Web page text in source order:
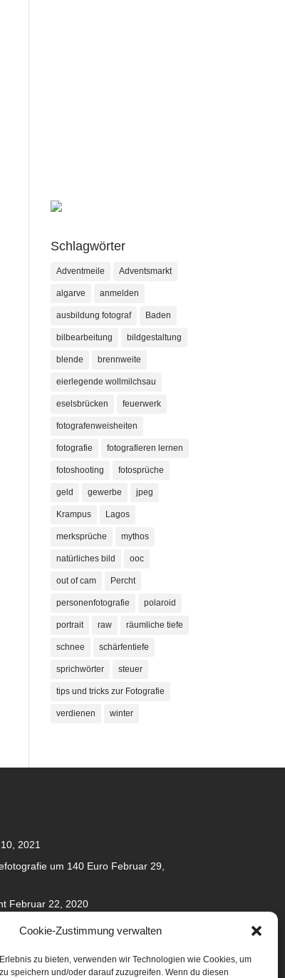
Cookie-Zustimmung verwalten
zu bieten, verwenden wir Technologien wie Cookies, um
speichern und/oder darauf zuzugreifen. Wenn du diesen
Schlagwörter
Adventmeile Adventsmarkt
algarve anmelden
ausbildung fotograf Baden
bilbearbeitung bildgestaltung
blende brennweite
eierlegende wollmilchsau
eselsbrücken feuerwerk
fotografenweisheiten
fotografie fotografieren lernen
fotoshooting fotosprüche
geld gewerbe jpeg
Krampus Lagos
merksprüche mythos
natürliches bild ooc
out of cam Percht
personenfotografie polaroid
portrait raw räumliche tiefe
schnee schärfentiefe
sprichwörter steuer
tips und tricks zur Fotografie
verdienen winter
2021
um 140 Euro Februar 29,
Februar 22, 2020